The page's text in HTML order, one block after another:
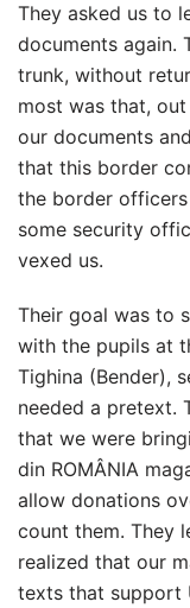
They asked us to
documents again.
trunk, without
most was that,
our documents
that this border
the border
some security
vexed us.
Their goal was to
with the pupils at
Tighina (Bender),
needed a pretext.
that we were
din ROMÂNIA
allow donations
count them. They
realized that our
texts that support